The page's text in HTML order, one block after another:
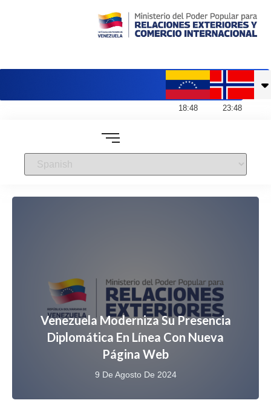
18:48 23:48
Venezuela Moderniza Su Presencia
Diplomática En Línea Con Nueva
Página Web
9 De Agosto De 2024